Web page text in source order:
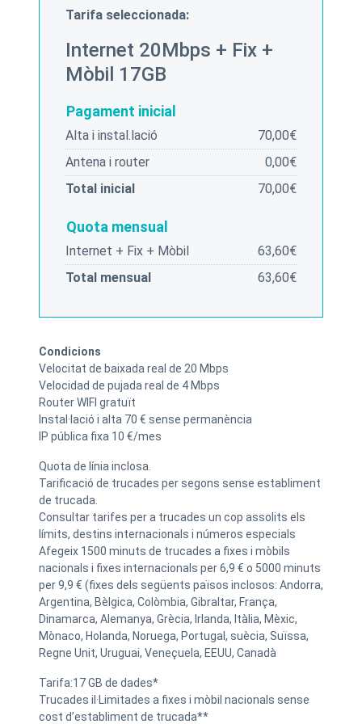
Tarifa seleccionada:
Internet 20Mbps + Fix +
Mòbil 17GB
Pagament inicial
Alta i instal.lació
70,00€
Antena i router
0,00€
Total inicial
70,00€
Quota mensual
Internet + Fix + Mòbil
63,60€
Total mensual
63,60€
Condicions
Velocitat de baixada real de 20 Mbps
Velocidad de pujada real de 4 Mbps
Router WIFI gratuït
Instal·lació i alta 70 € sense permanència
IP pública fixa 10 €/mes
Quota de línia inclosa.
Tarificació de trucades per segons sense establiment
de trucada.
Consultar tarifes per a trucades un cop assolits els
límits, destins internacionals i números especials
Afegeix 1500 minuts de trucades a fixes i mòbils
nacionals i fixes internacionals per 6,9 € o 5000 minuts
per 9,9 € (fixes dels següents països inclosos: Andorra,
Argentina, Bèlgica, Colòmbia, Gibraltar, França,
Dinamarca, Alemanya, Grècia, Irlanda, Itàlia, Mèxic,
Mònaco, Holanda, Noruega, Portugal, suècia, Suïssa,
Regne Unit, Uruguai, Veneçuela, EEUU, Canadà
Tarifa:17 GB de dades*
Trucades il·Limitades a fixes i mòbil nacionals sense
cost d’establiment de trucada**